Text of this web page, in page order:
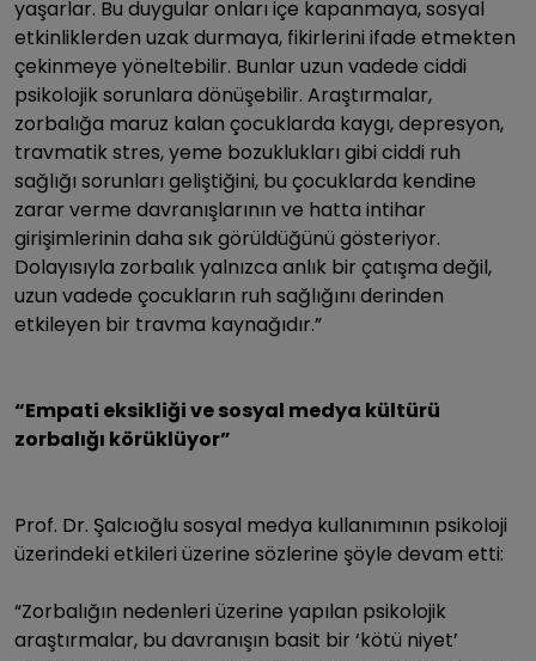
yaşarlar. Bu duygular onları içe kapanmaya, sosyal
etkinliklerden uzak durmaya, fikirlerini ifade etmekten
çekinmeye yöneltebilir. Bunlar uzun vadede ciddi
psikolojik sorunlara dönüşebilir. Araştırmalar,
zorbalığa maruz kalan çocuklarda kaygı, depresyon,
travmatik stres, yeme bozuklukları gibi ciddi ruh
sağlığı sorunları geliştiğini, bu çocuklarda kendine
zarar verme davranışlarının ve hatta intihar
girişimlerinin daha sık görüldüğünü gösteriyor.
Dolayısıyla zorbalık yalnızca anlık bir çatışma değil,
uzun vadede çocukların ruh sağlığını derinden
etkileyen bir travma kaynağıdır.”
“Empati eksikliği ve sosyal medya kültürü
zorbalığı körüklüyor”
Prof. Dr. Şalcıoğlu sosyal medya kullanımının psikoloji
üzerindeki etkileri üzerine sözlerine şöyle devam etti:
“Zorbalığın nedenleri üzerine yapılan psikolojik
araştırmalar, bu davranışın basit bir ‘kötü niyet’